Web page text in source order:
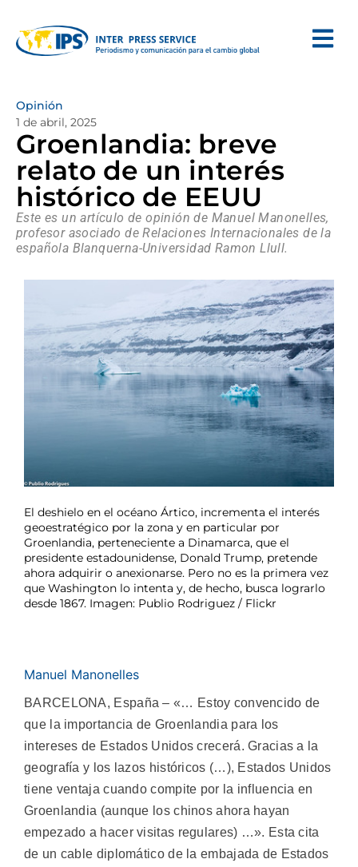
Opinión
1 de abril, 2025
Groenlandia: breve
relato de un interés
histórico de EEUU
Este es un artículo de opinión de Manuel Manonelles,
profesor asociado de Relaciones Internacionales de la
española Blanquerna-Universidad Ramon Llull.
El deshielo en el océano Ártico, incrementa el interés
geoestratégico por la zona y en particular por
Groenlandia, perteneciente a Dinamarca, que el
presidente estadounidense, Donald Trump, pretende
ahora adquirir o anexionarse. Pero no es la primera vez
que Washington lo intenta y, de hecho, busca lograrlo
desde 1867. Imagen: Publio Rodriguez / Flickr
Manuel Manonelles
BARCELONA, España – «… Estoy convencido de
que la importancia de Groenlandia para los
intereses de Estados Unidos crecerá. Gracias a la
geografía y los lazos históricos (…), Estados Unidos
tiene ventaja cuando compite por la influencia en
Groenlandia (aunque los chinos ahora hayan
empezado a hacer visitas regulares) …». Esta cita
de un cable diplomático de la embajada de Estados